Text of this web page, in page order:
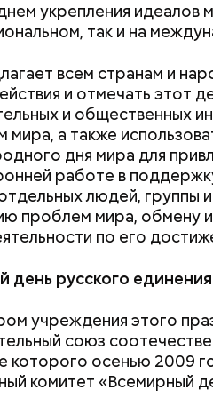
укрепления идеалов
так и на
всем странам и
и отмечать этот
и общественных
мира, а также
дня мира для
работе в
людей, группы
проблем мира, обмену
по его
день русского единения
учреждения этого
союз
которого осенью 2009
комитет «Всемирный
как объект
резкое движение, поток
и тот будет следовать за
В прокат выходит новый
фильм «Чучело»: стоит ли
смотреть и что говорят
критики